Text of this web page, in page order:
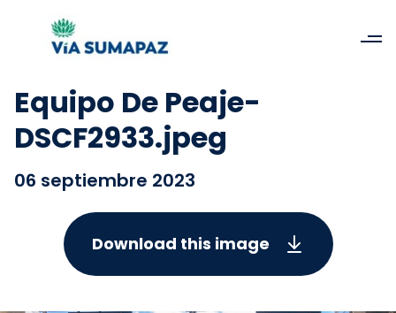
Equipo De Peaje-
DSCF2933.jpeg
06 septiembre 2023
Download this image